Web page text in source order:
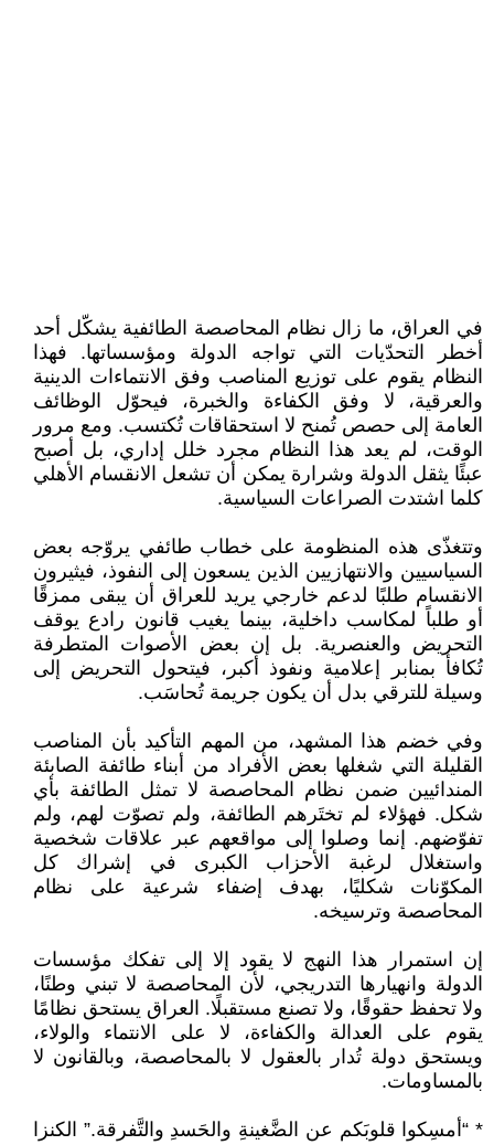
في العراق، ما زال نظام المحاصصة الطائفية يشكّل أحد
أخطر التحدّيات التي تواجه الدولة ومؤسساتها. فهذا
النظام يقوم على توزيع المناصب وفق الانتماءات الدينية
والعرقية، لا وفق الكفاءة والخبرة، فيحوّل الوظائف
العامة إلى حصص تُمنح لا استحقاقات تُكتسب. ومع مرور
الوقت، لم يعد هذا النظام مجرد خلل إداري، بل أصبح
عبئًا يثقل الدولة وشرارة يمكن أن تشعل الانقسام الأهلي
كلما اشتدت الصراعات السياسية.
وتتغذّى هذه المنظومة على خطاب طائفي يروّجه بعض
السياسيين والانتهازيين الذين يسعون إلى النفوذ، فيثيرون
الانقسام طلبًا لدعم خارجي يريد للعراق أن يبقى ممزقًا
أو طلباً لمكاسب داخلية، بينما يغيب قانون رادع يوقف
التحريض والعنصرية. بل إن بعض الأصوات المتطرفة
تُكافأ بمنابر إعلامية ونفوذ أكبر، فيتحول التحريض إلى
وسيلة للترقي بدل أن يكون جريمة تُحاسَب.
وفي خضم هذا المشهد، من المهم التأكيد بأن المناصب
القليلة التي شغلها بعض الأفراد من أبناء طائفة الصابئة
المندائيين ضمن نظام المحاصصة لا تمثل الطائفة بأي
شكل. فهؤلاء لم تختَرهم الطائفة، ولم تصوّت لهم، ولم
تفوّضهم. إنما وصلوا إلى مواقعهم عبر علاقات شخصية
واستغلال لرغبة الأحزاب الكبرى في إشراك كل
المكوّنات شكليًا، بهدف إضفاء شرعية على نظام
المحاصصة وترسيخه.
إن استمرار هذا النهج لا يقود إلا إلى تفكك مؤسسات
الدولة وانهيارها التدريجي، لأن المحاصصة لا تبني وطنًا،
ولا تحفظ حقوقًا، ولا تصنع مستقبلًا. العراق يستحق نظامًا
يقوم على العدالة والكفاءة، لا على الانتماء والولاء،
ويستحق دولة تُدار بالعقول لا بالمحاصصة، وبالقانون لا
بالمساومات.
* “أمسِكوا قلوبَكم عن الضَّغينةِ والحَسدِ والتَّفرقة.” الكنزا